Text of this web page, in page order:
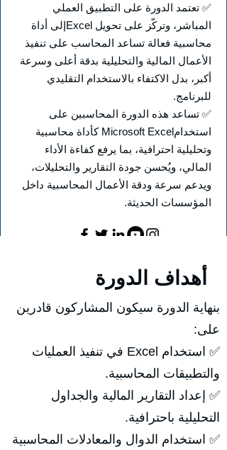
✅ تعتمد الدورة على التطبيق العملي
المباشر، وتركّز على تحويل Excelإلى أداة
محاسبية فعالة تساعد المحاسب على تنفيذ
الأعمال المالية والتحليلية بدقة أعلى وسرعة
أكبر، بدل الاكتفاء بالاستخدام التقليدي
للبرنامج.
✅ تساعد هذه الدورة المحاسبين على
استخدامMicrosoft Excel كأداة محاسبية
وتحليلية احترافية، بما يرفع كفاءة الأداء
المالي، ويُحسن جودة التقارير والتحليلات،
ويدعم سرعة ودقة الأعمال المحاسبية داخل
المؤسسات الحديثة.
بنهاية الدورة سيكون المشاركون قادرين
على:
✅ استخدام Excel في تنفيذ العمليات
والتطبيقات المحاسبية.
✅ إعداد التقارير المالية والجداول
التحليلية باحترافية.
✅ استخدام الدوال والمعادلات المحاسبية